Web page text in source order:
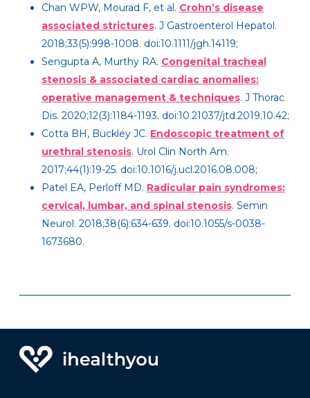
Chan WPW, Mourad F, et al. Crohn’s disease
associated strictures. J Gastroenterol Hepatol.
2018;33(5):998-1008. doi:10.1111/jgh.14119;
Sengupta A, Murthy RA. Congenital tracheal
stenosis & associated cardiac anomalies:
operative management & techniques. J Thorac
Dis. 2020;12(3):1184-1193. doi:10.21037/jtd.2019.10.42;
Cotta BH, Buckley JC. Endoscopic treatment of
urethral stenosis. Urol Clin North Am.
2017;44(1):19-25. doi:10.1016/j.ucl.2016.08.008;
Patel EA, Perloff MD. Radicular pain syndromes:
cervical, lumbar, and spinal stenosis. Semin
Neurol. 2018;38(6):634-639. doi:10.1055/s-0038-
1673680.